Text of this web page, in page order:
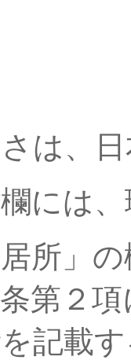
は、
には、
所」の
第２
記載